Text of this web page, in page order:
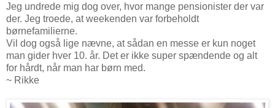
Jeg undrede mig dog over, hvor mange pensionister der var
der. Jeg troede, at weekenden var forbeholdt
børnefamilierne.
Vil dog også lige nævne, at sådan en messe er kun noget
man gider hver 10. år. Det er ikke super spændende og alt
for hårdt, når man har børn med.
~ Rikke